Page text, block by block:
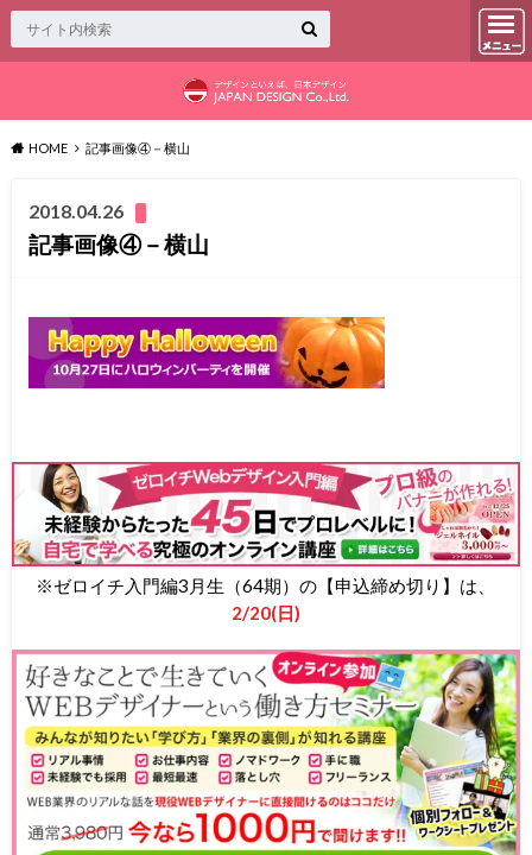
HOME 記事画像④－横山
2018.04.26
記事画像④－横山
※ゼロイチ入門編3月生（64期）の【申込締め切り】は、
2/20(日)